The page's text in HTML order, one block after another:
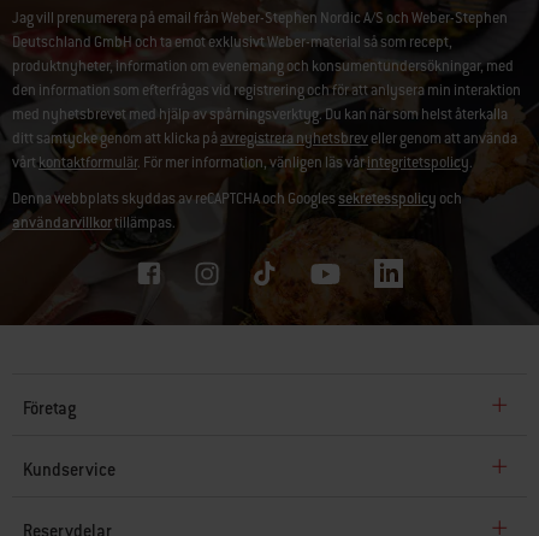
Jag vill prenumerera på email från Weber-Stephen Nordic A/S och Weber-Stephen
Deutschland GmbH och ta emot exklusivt Weber-material så som recept,
produktnyheter, information om evenemang och konsumentundersökningar, med
den information som efterfrågas vid registrering och för att anlysera min interaktion
med nyhetsbrevet med hjälp av spårningsverktyg. Du kan när som helst återkalla
ditt samtycke genom att klicka på avregistrera nyhetsbreveller genom att använda
vårt kontaktformulär. För mer information, vänligen läs vårintegritetspolicy.
Denna webbplats skyddas av reCAPTCHA och Googlessekretesspolicy och
användarvillkortillämpas.
Företag
Kundservice
Reservdelar